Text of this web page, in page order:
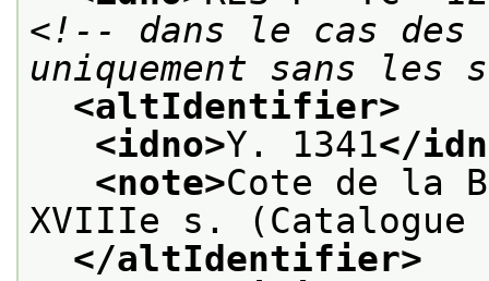
<!-- dans le cas
uniquement sans les
<altIdentifier>
<idno>Y. 1341</
<note>Cote de la
XVIIIe s. (Catalogue
</altIdentifier>